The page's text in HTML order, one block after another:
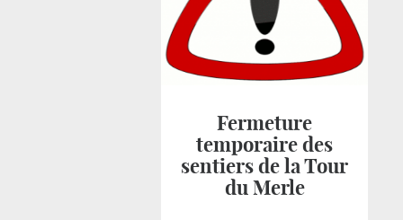
Fermeture
temporaire des
sentiers de la Tour
du Merle